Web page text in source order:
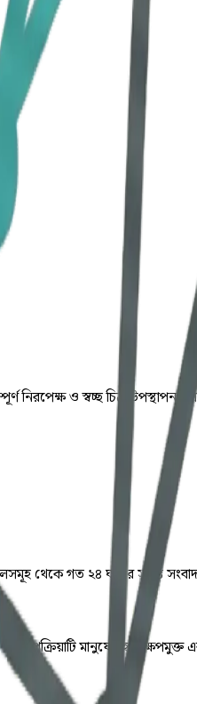
নিরপেক্ষ ও স্বচ্ছ চিত্র
থেকে গত ২৪ ঘণ্টার সমস্ত সংবাদ
মানুষের হস্তক্ষেপমুক্ত